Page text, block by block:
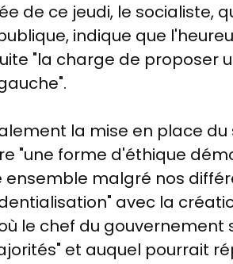
de ce jeudi, le socialiste,
indique que
"la charge de proposer
la mise en place
"une forme d'éthique
malgré nos
avec la
le chef du gouvernement
et auquel pourrait